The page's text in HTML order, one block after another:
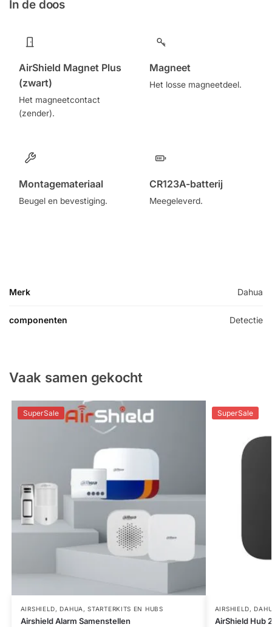
In de doos
AirShield Magnet Plus
(zwart)
Het magneetcontact
(zender).
Magneet
Het losse magneetdeel.
Montagemateriaal
Beugel en bevestiging.
CR123A-batterij
Meegeleverd.
Merk Dahua
componenten Detectie
Vaak samen gekocht
SuperSale
AIRSHIELD,DAHUA ,STARTERKITS EN HUBS
Airshield Alarm Samenstellen
SuperSale
AIRSHIELD,
AirShield Hub